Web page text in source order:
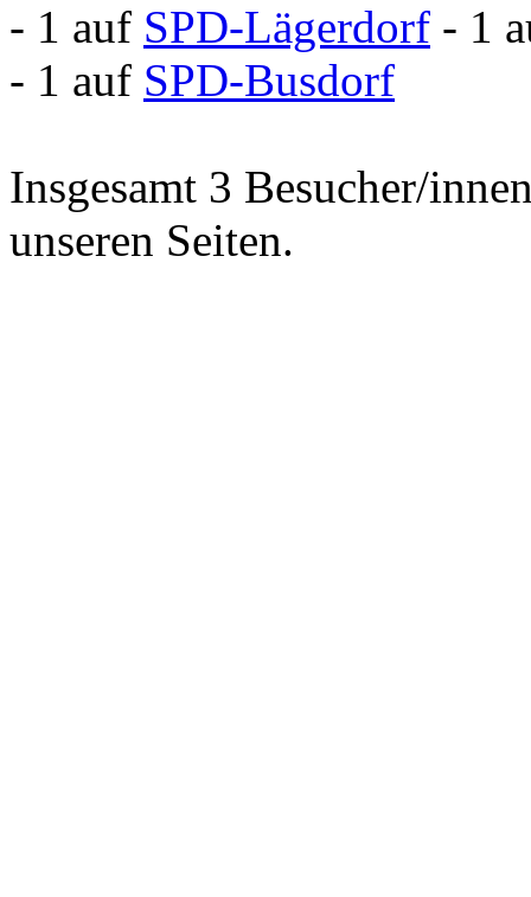
- 1 auf SPD-Lägerdorf - 1
- 1 auf SPD-Busdorf
Insgesamt 3 Besucher/
unseren Seiten.